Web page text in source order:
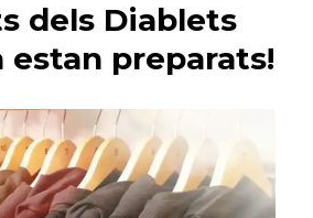
25a
dels Diablets
estan preparats!